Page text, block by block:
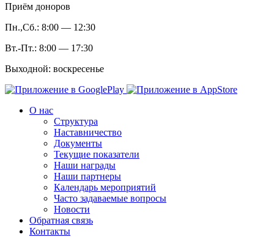
Приём доноров
Пн.,Сб.: 8:00 — 12:30
Вт.-Пт.: 8:00 — 17:30
Выходной: воскресенье
О нас
Структура
Наставничество
Документы
Текущие показатели
Наши награды
Наши партнеры
Календарь мероприятий
Часто задаваемые вопросы
Новости
Обратная связь
Контакты